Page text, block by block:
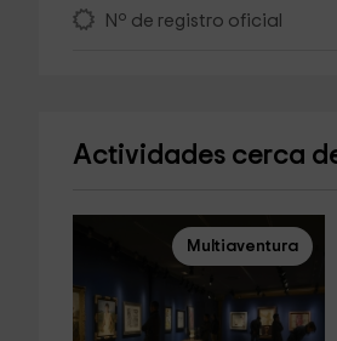
Nº de registro oficial
Actividades cerca
Multiaventura